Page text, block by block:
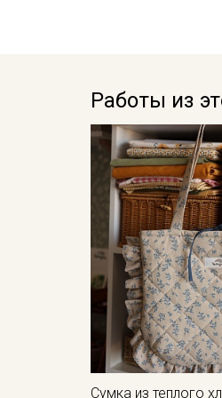
Работы из
Сумка из теплого